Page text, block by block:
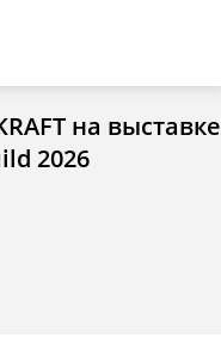
на выставке
2026